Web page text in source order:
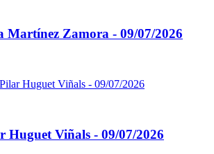
Martínez Zamora - 09/07/2026
Huguet Viñals - 09/07/2026